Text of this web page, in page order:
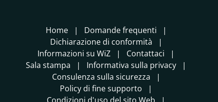
Home
Domande frequenti
Dichiarazione di conformità
Informazioni su WiZ
Contattaci
Sala stampa
Informativa sulla privacy
Consulenza sulla sicurezza
Policy di fine supporto